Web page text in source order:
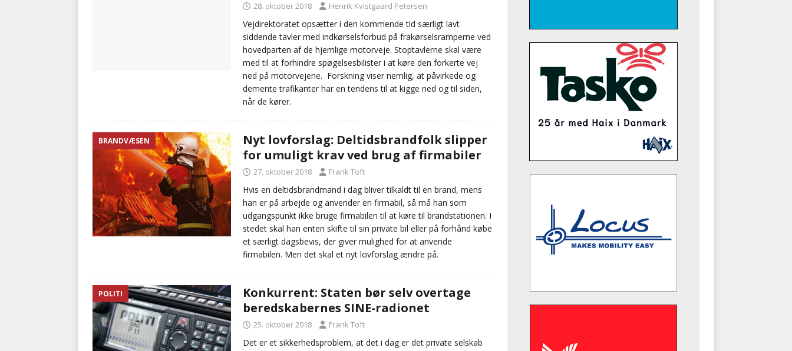
28. oktober 2018 Henrik Kvistgaard Petersen
Vejdirektoratet opsætter i den kommende tid særligt lavt
siddende tavler med indkørselsforbud på frakørselsramperne ved
hovedparten af de hjemlige motorveje. Stoptavlerne skal være
med til at forhindre spøgelsesbilister i at køre den forkerte vej
ned på motorvejene. Forskning viser nemlig, at påvirkede og
demente trafikanter har en tendens til at kigge ned og til siden,
når de kører.
BRANDVÆSEN
Nyt lovforslag: Deltidsbrandfolk slipper
for umuligt krav ved brug af firmabiler
27. oktober 2018 Frank Toft
Hvis en deltidsbrandmand i dag bliver tilkaldt til en brand, mens
han er på arbejde og anvender en firmabil, så må han som
udgangspunkt ikke bruge firmabilen til at køre til brandstationen. I
stedet skal han enten skifte til sin private bil eller på forhånd købe
et særligt dagsbevis, der giver mulighed for at anvende
firmabilen. Men det skal et nyt lovforslag ændre på.
POLITI
Konkurrent: Staten bør selv overtage
beredskabernes SINE-radionet
25. oktober 2018 Frank Toft
Det er et sikkerhedsproblem, at det i dag er det private selskab